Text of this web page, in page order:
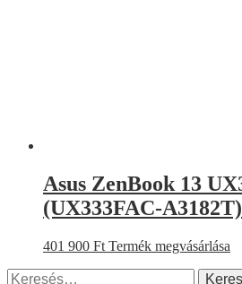
Asus ZenBook 13
(UX333FAC-
401 900 Ft Termék megvásárlása
Keresés: